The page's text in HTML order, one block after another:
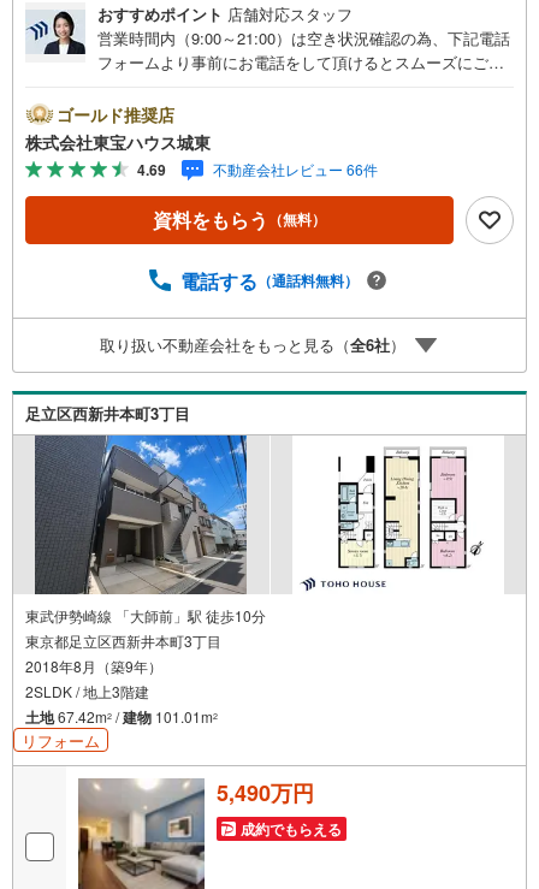
おすすめポイント 店舗対応スタッフ
営業時間内（9:00～21:00）は空き状況確認の為、下記電話
フォームより事前にお電話をして頂けるとスムーズにご案
カレンダーの作成▽ご購入後もお客様の人生のパートナー
として暮らしの「安心」を守り続けます。【Yahoo！ 不動
産キャンペーン対象店舗】当店で物件を成約するとPayPay
ボーナスライトがもらえる「Yahoo！ 不動産 物件ご成約キ
ャンペーン」の対象になります。「資料をもらう」「見学
予約をする」ボタンからお問い合わせください。※必ずYah
スライトは出金と譲渡はできません。ご案内・詳細な資料
時受け付けております！■頭金0円からのご購入可能です■
（諸費用もOK）お気軽にお問い合わせください。
ゴールド推奨店
株式会社東宝ハウス城東
4.69 不動産会社レビュー 66件
資料をもらう （無料）
電話する （通話料無料）
取り扱い不動産会社をもっと見る（全6社）
足立区西新井本町3丁目
東武伊勢崎線 「大師前」駅 徒歩10分
東京都足立区西新井本町3丁目
2018年8月（築9年）
2SLDK / 地上3階建
土地67.42m2 /建物 101.01m2
リフォーム
5,490万円
成約でもらえる